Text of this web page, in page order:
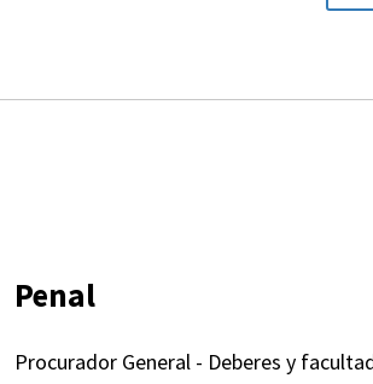
Penal
Procurador General - Deberes y